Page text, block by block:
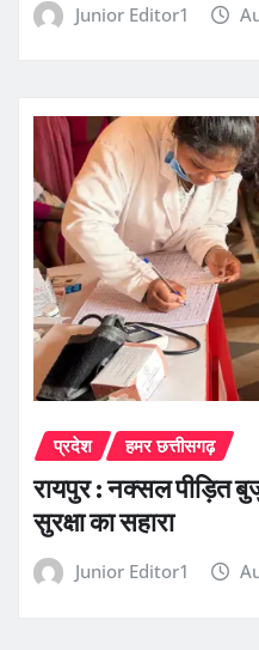
Junior Editor1
प्रदेश हमर छत्तीसगढ़
रायपुर : नक्सल पीड़ित
सुरक्षा का सहारा
Junior Editor1